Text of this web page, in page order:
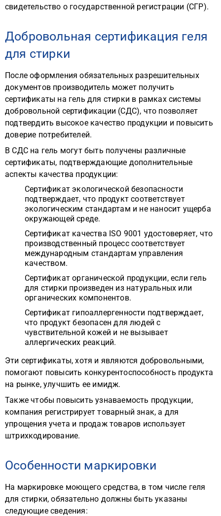
свидетельство о государственной регистрации (СГР).
Добровольная сертификация геля
для стирки
После оформления обязательных разрешительных
документов производитель может получить
сертификаты на гель для стирки в рамках системы
добровольной сертификации (СДС), что позволяет
подтвердить высокое качество продукции и повысить
доверие потребителей.
В СДС на гель могут быть получены различные
сертификаты, подтверждающие дополнительные
аспекты качества продукции:
Сертификат экологической безопасности
подтверждает, что продукт соответствует
экологическим стандартам и не наносит ущерба
окружающей среде.
Сертификат качества ISO 9001 удостоверяет, что
производственный процесс соответствует
международным стандартам управления
качеством.
Сертификат органической продукции, если гель
для стирки произведен из натуральных или
органических компонентов.
Сертификат гипоаллергенности подтверждает,
что продукт безопасен для людей с
чувствительной кожей и не вызывает
аллергических реакций.
Эти сертификаты, хотя и являются добровольными,
помогают повысить конкурентоспособность продукта
на рынке, улучшить ее имидж.
Также чтобы повысить узнаваемость продукции,
компания регистрирует товарный знак, а для
упрощения учета и продаж товаров использует
штрихкодирование.
Особенности маркировки
На маркировке моющего средства, в том числе геля
для стирки, обязательно должны быть указаны
следующие сведения: